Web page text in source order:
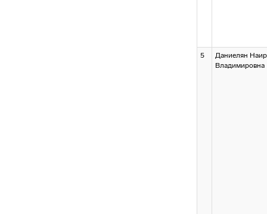
5
Даниелян
Владимировна